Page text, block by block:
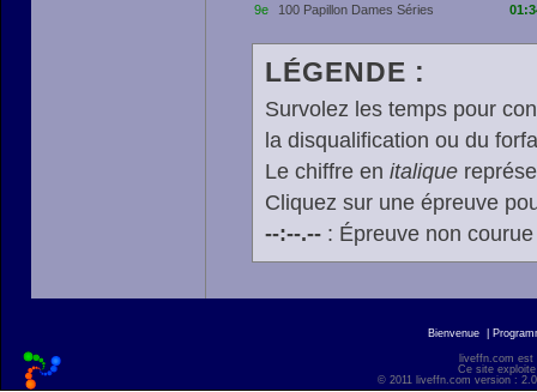
9e
100 Papillon Dames Séries
LÉGENDE :
Survolez les temps pour
la disqualification ou du
Le chiffre en italique
Cliquez sur une épreuve
--:--.--: Épreuve non
Bienvenue
liveffn.com est
Ce site
© 2011 liveffn.com version :